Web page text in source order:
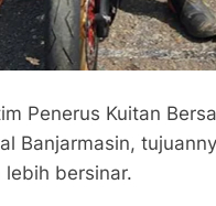
Penerus Kuitan
Banjarmasin,
bersinar.